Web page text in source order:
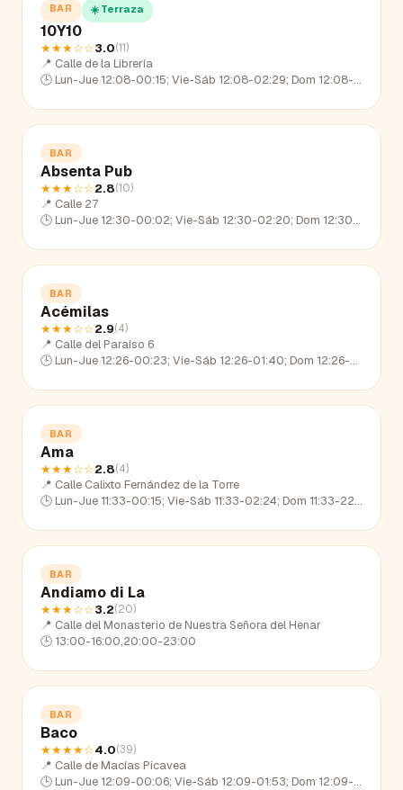
BAR ☀️ Terraza
10Y10
★★★☆☆3.0(11)
📍 Calle de la Librería
🕒 Lun-Jue 12:08-00:15; Vie-Sáb 12:08-02:29; Dom 12:08-23:28
BAR
Absenta Pub
★★★☆☆2.8(10)
📍 Calle 27
🕒 Lun-Jue 12:30-00:02; Vie-Sáb 12:30-02:20; Dom 12:30-23:01
BAR
Acémilas
★★★☆☆2.9(4)
📍 Calle del Paraíso 6
🕒 Lun-Jue 12:26-00:23; Vie-Sáb 12:26-01:40; Dom 12:26-23:19
BAR
Ama
★★★☆☆2.8(4)
📍 Calle Calixto Fernández de la Torre
🕒 Lun-Jue 11:33-00:15; Vie-Sáb 11:33-02:24; Dom 11:33-22:33
BAR
Andiamo di La
★★★☆☆3.2(20)
📍 Calle del Monasterio de Nuestra Señora del Henar
🕒 13:00-16:00,20:00-23:00
BAR
Baco
★★★★☆4.0(39)
📍 Calle de Macías Picavea
🕒 Lun-Jue 12:09-00:06; Vie-Sáb 12:09-01:53; Dom 12:09-23:25